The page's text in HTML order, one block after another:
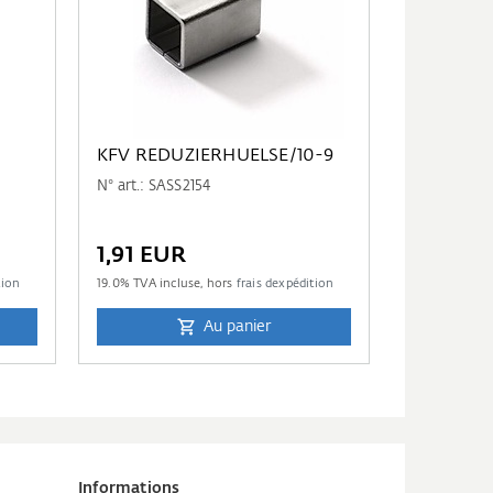
KFV REDUZIERHUELSE/10-9
N° art.: SASS2154
1,91 EUR
19.0% TVA incluse, hors frais dexpédition
Au panier
Informations